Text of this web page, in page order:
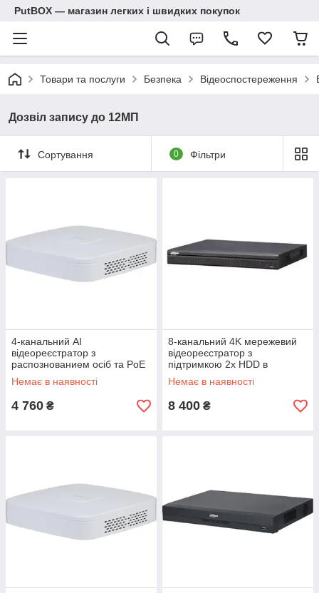
PutBOX — магазин легких і швидких покупок
Товари та послуги Безпека Відеоспостереження
Дозвіл запису до 12МП
Сортування 0 Фільтри
4-канальний AI
відеореєстратор з
распознованием осіб та PoE
DHI-NVR2104-P-I
Немає в наявності
4 760 ₴
8-канальний 4K мережевий
відеореєстратор з
підтримкою 2х HDD в
металевому корпусі DHI-
NVR5208-4KS2
Немає в наявності
8 400 ₴